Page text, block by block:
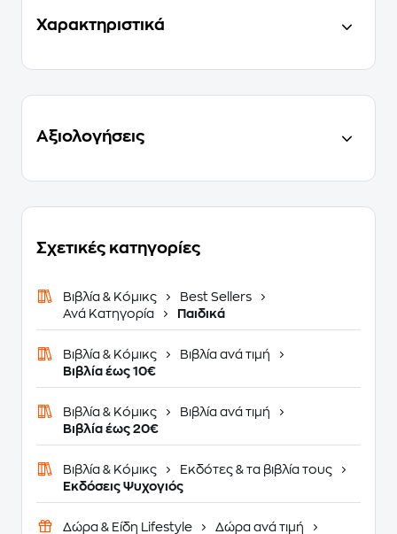
Χαρακτηριστικά
Αξιολογήσεις
Σχετικές κατηγορίες
Βιβλία & Κόμικς
Best Sellers
Ανά Κατηγορία
Παιδικά
Βιβλία & Κόμικς
Βιβλία ανά τιμή
Βιβλία έως 10€
Βιβλία & Κόμικς
Βιβλία ανά τιμή
Βιβλία έως 20€
Βιβλία & Κόμικς
Εκδότες & τα βιβλία τους
Εκδόσεις Ψυχογιός
Δώρα & Είδη Lifestyle
Δώρα ανά τιμή